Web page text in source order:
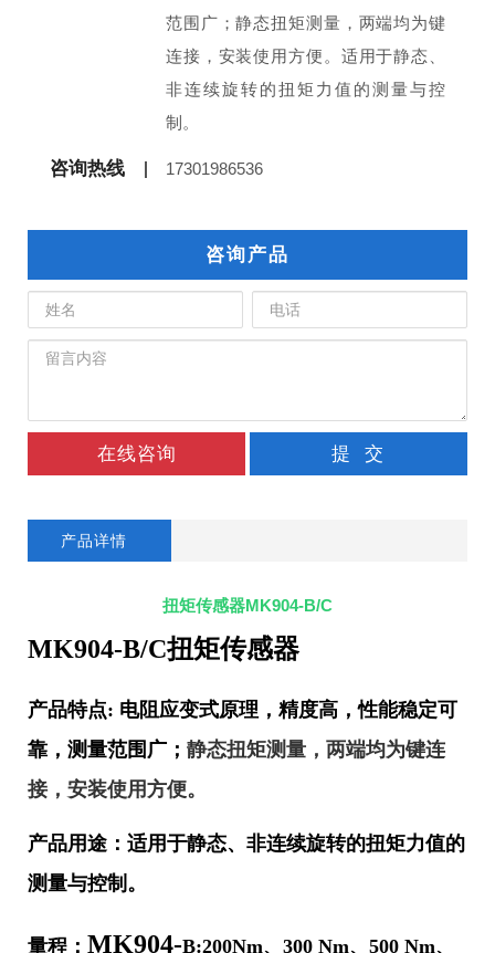
范围广；静态扭矩测量，两端均为键
连接，安装使用方便。适用于静态、
非连续旋转的扭矩力值的测量与控
制。
咨询热线 17301986536
咨询产品
在线咨询 提 交
产品详情
扭矩传感器MK904-B/C
MK904-B/C扭矩传感器
产品特点: 电阻应变式原理，精度高，性能稳定可
靠，测量范围广； 静态扭矩测量，两端均为键连
接，安装使用方便。
产品用途：适用于静态、非连续旋转的扭矩力值的
测量与控制。
量程： MK904-B:200Nm、 300 Nm、 500 Nm、